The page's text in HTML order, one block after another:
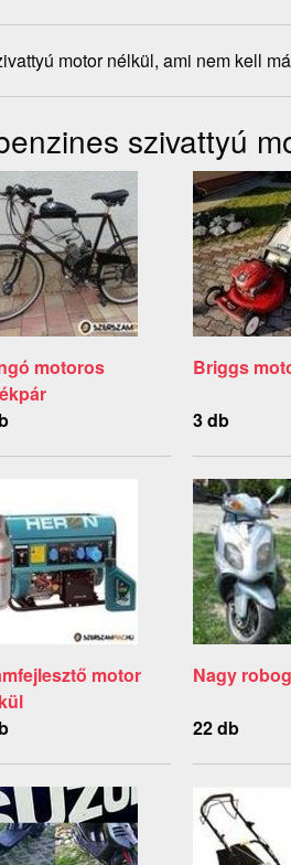
motor nélkül, ami nem kell
szivattyú
motoros
Briggs
3 db
motor
Nagy
22 db